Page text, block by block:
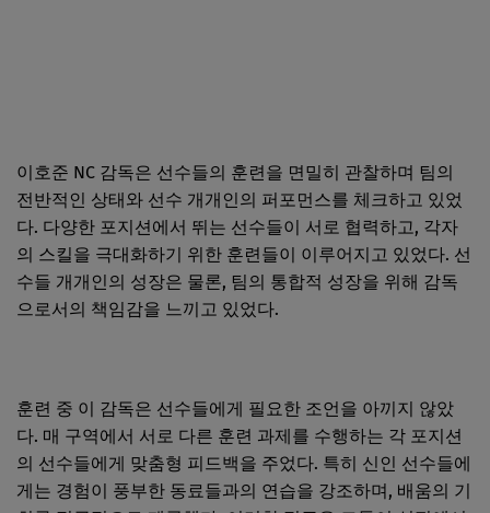
이호준 NC 감독은 선수들의 훈련을 면밀히 관찰하며 팀의
전반적인 상태와 선수 개개인의 퍼포먼스를 체크하고 있었
다. 다양한 포지션에서 뛰는 선수들이 서로 협력하고, 각자
의 스킬을 극대화하기 위한 훈련들이 이루어지고 있었다. 선
수들 개개인의 성장은 물론, 팀의 통합적 성장을 위해 감독
으로서의 책임감을 느끼고 있었다.
훈련 중 이 감독은 선수들에게 필요한 조언을 아끼지 않았
다. 매 구역에서 서로 다른 훈련 과제를 수행하는 각 포지션
의 선수들에게 맞춤형 피드백을 주었다. 특히 신인 선수들에
게는 경험이 풍부한 동료들과의 연습을 강조하며, 배움의 기